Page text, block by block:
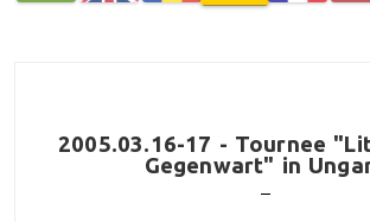
2005.03.16-17 - Tournee
Gegenwart" in